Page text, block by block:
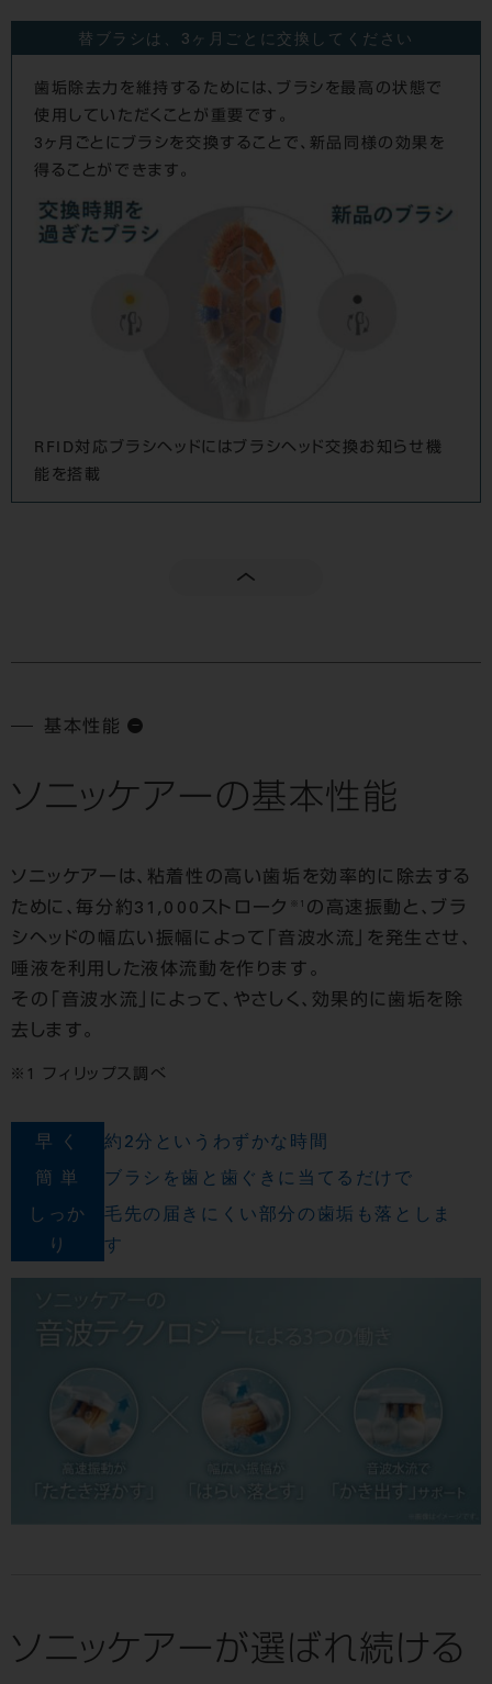
替ブラシは、3ヶ月ごとに交換してください
歯垢除去力を維持するためには、ブラシを最高の状態で
使用していただくことが重要です。
3ヶ月ごとにブラシを交換することで、新品同様の効果を
得ることができます。
RFID対応ブラシヘッドにはブラシヘッド交換お知らせ機
能を搭載
基本性能
ソニッケアーの基本性能
ソニッケアーは、粘着性の高い歯垢を効率的に除去する
ために、毎分約31,000ストローク
の高速振動と、ブラ
シヘッドの幅広い振幅によって「音波水流」を発生させ、
唾液を利用した液体流動を作ります。
その「音波水流」によって、やさしく、効果的に歯垢を除
去します。
フィリップス調べ
早 く 約2分というわずかな時間
簡 単 ブラシを歯と歯ぐきに当てるだけで
しっか
り
毛先の届きにくい部分の歯垢も落としま
す
ソニッケアーが選ばれ続ける